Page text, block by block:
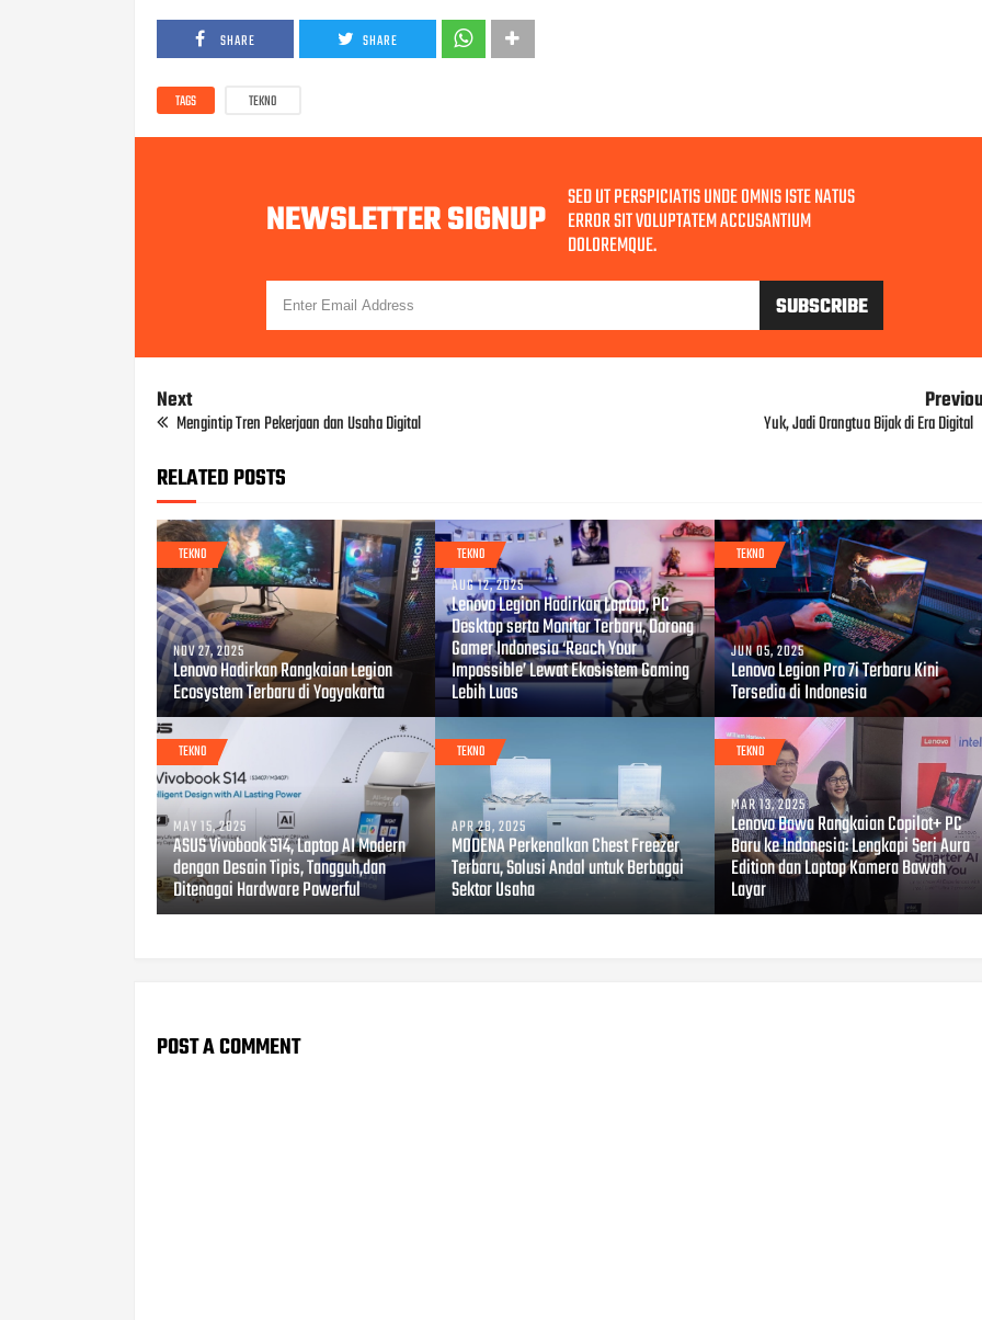
SHARE SHARE
TAGS TEKNO
NEWSLETTER SIGNUP SED UT PERSPICIATIS UNDE OMNIS ISTE NATUS
ERROR SIT VOLUPTATEM ACCUSANTIUM
DOLOREMQUE.
Next
Mengintip Tren Pekerjaan dan Usaha Digital Yuk, Jadi Orangtua Bijak di Era Digital
RELATED POSTS
TEKNO
NOV 27, 2025
Lenovo Hadirkan Rangkaian Legion
Ecosystem Terbaru di Yogyakarta
TEKNO
AUG 12, 2025
Lenovo Legion Hadirkan Laptop, PC
Desktop serta Monitor Terbaru, Dorong
Gamer Indonesia ‘Reach Your
Impossible’ Lewat Ekosistem Gaming
Lebih Luas
TEKNO
JUN 05, 2025
Lenovo Legion Pro 7i Terbaru Kini
Tersedia di Indonesia
TEKNO
MAY 15, 2025
ASUS Vivobook S14, Laptop AI Modern
dengan Desain Tipis, Tangguh,dan
Ditenagai Hardware Powerful
TEKNO
APR 28, 2025
MODENA Perkenalkan Chest Freezer
Terbaru, Solusi Andal untuk Berbagai
Sektor Usaha
TEKNO
MAR 13, 2025
Lenovo Bawa Rangkaian Copilot+ PC
Baru ke Indonesia: Lengkapi Seri Aura
Edition dan Laptop Kamera Bawah
Layar
POST A COMMENT